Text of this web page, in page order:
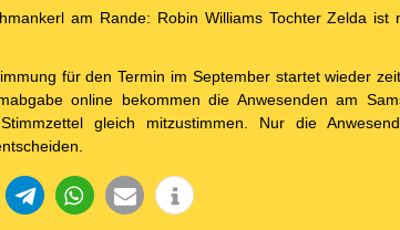
am Rande: Robin Williams Tochter Zelda
für den Termin im September startet wieder
online bekommen die Anwesenden am
gleich mitzustimmen. Nur die